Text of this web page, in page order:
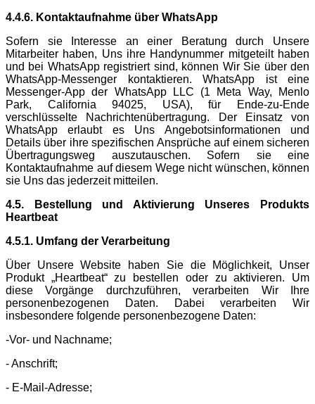
4.4.6. Kontaktaufnahme über WhatsApp
Sofern sie Interesse an einer Beratung durch Unsere
Mitarbeiter haben, Uns ihre Handynummer mitgeteilt haben
und bei WhatsApp registriert sind, können Wir Sie über den
WhatsApp-Messenger kontaktieren. WhatsApp ist eine
Messenger-App der WhatsApp LLC (1 Meta Way, Menlo
Park, California 94025, USA), für Ende-zu-Ende
verschlüsselte Nachrichtenübertragung. Der Einsatz von
WhatsApp erlaubt es Uns Angebotsinformationen und
Details über ihre spezifischen Ansprüche auf einem sicheren
Übertragungsweg auszutauschen. Sofern sie eine
Kontaktaufnahme auf diesem Wege nicht wünschen, können
sie Uns das jederzeit mitteilen.
4.5. Bestellung und Aktivierung Unseres Produkts
Heartbeat
4.5.1. Umfang der Verarbeitung
Über Unsere Website haben Sie die Möglichkeit, Unser
Produkt „Heartbeat“ zu bestellen oder zu aktivieren. Um
diese Vorgänge durchzuführen, verarbeiten Wir Ihre
personenbezogenen Daten. Dabei verarbeiten Wir
insbesondere folgende personenbezogene Daten:
-Vor- und Nachname;
- Anschrift;
- E-Mail-Adresse;